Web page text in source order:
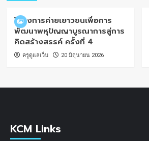
โครงการค่ายเยาวชนเพื่อการ
พัฒนาพหุปัญญาบูรณาการสู่การ
คิดสร้างสรรค์ ครั้งที่ 4
ครูดูแลเว็บ 20 มิถุนายน 2026
KCM Links